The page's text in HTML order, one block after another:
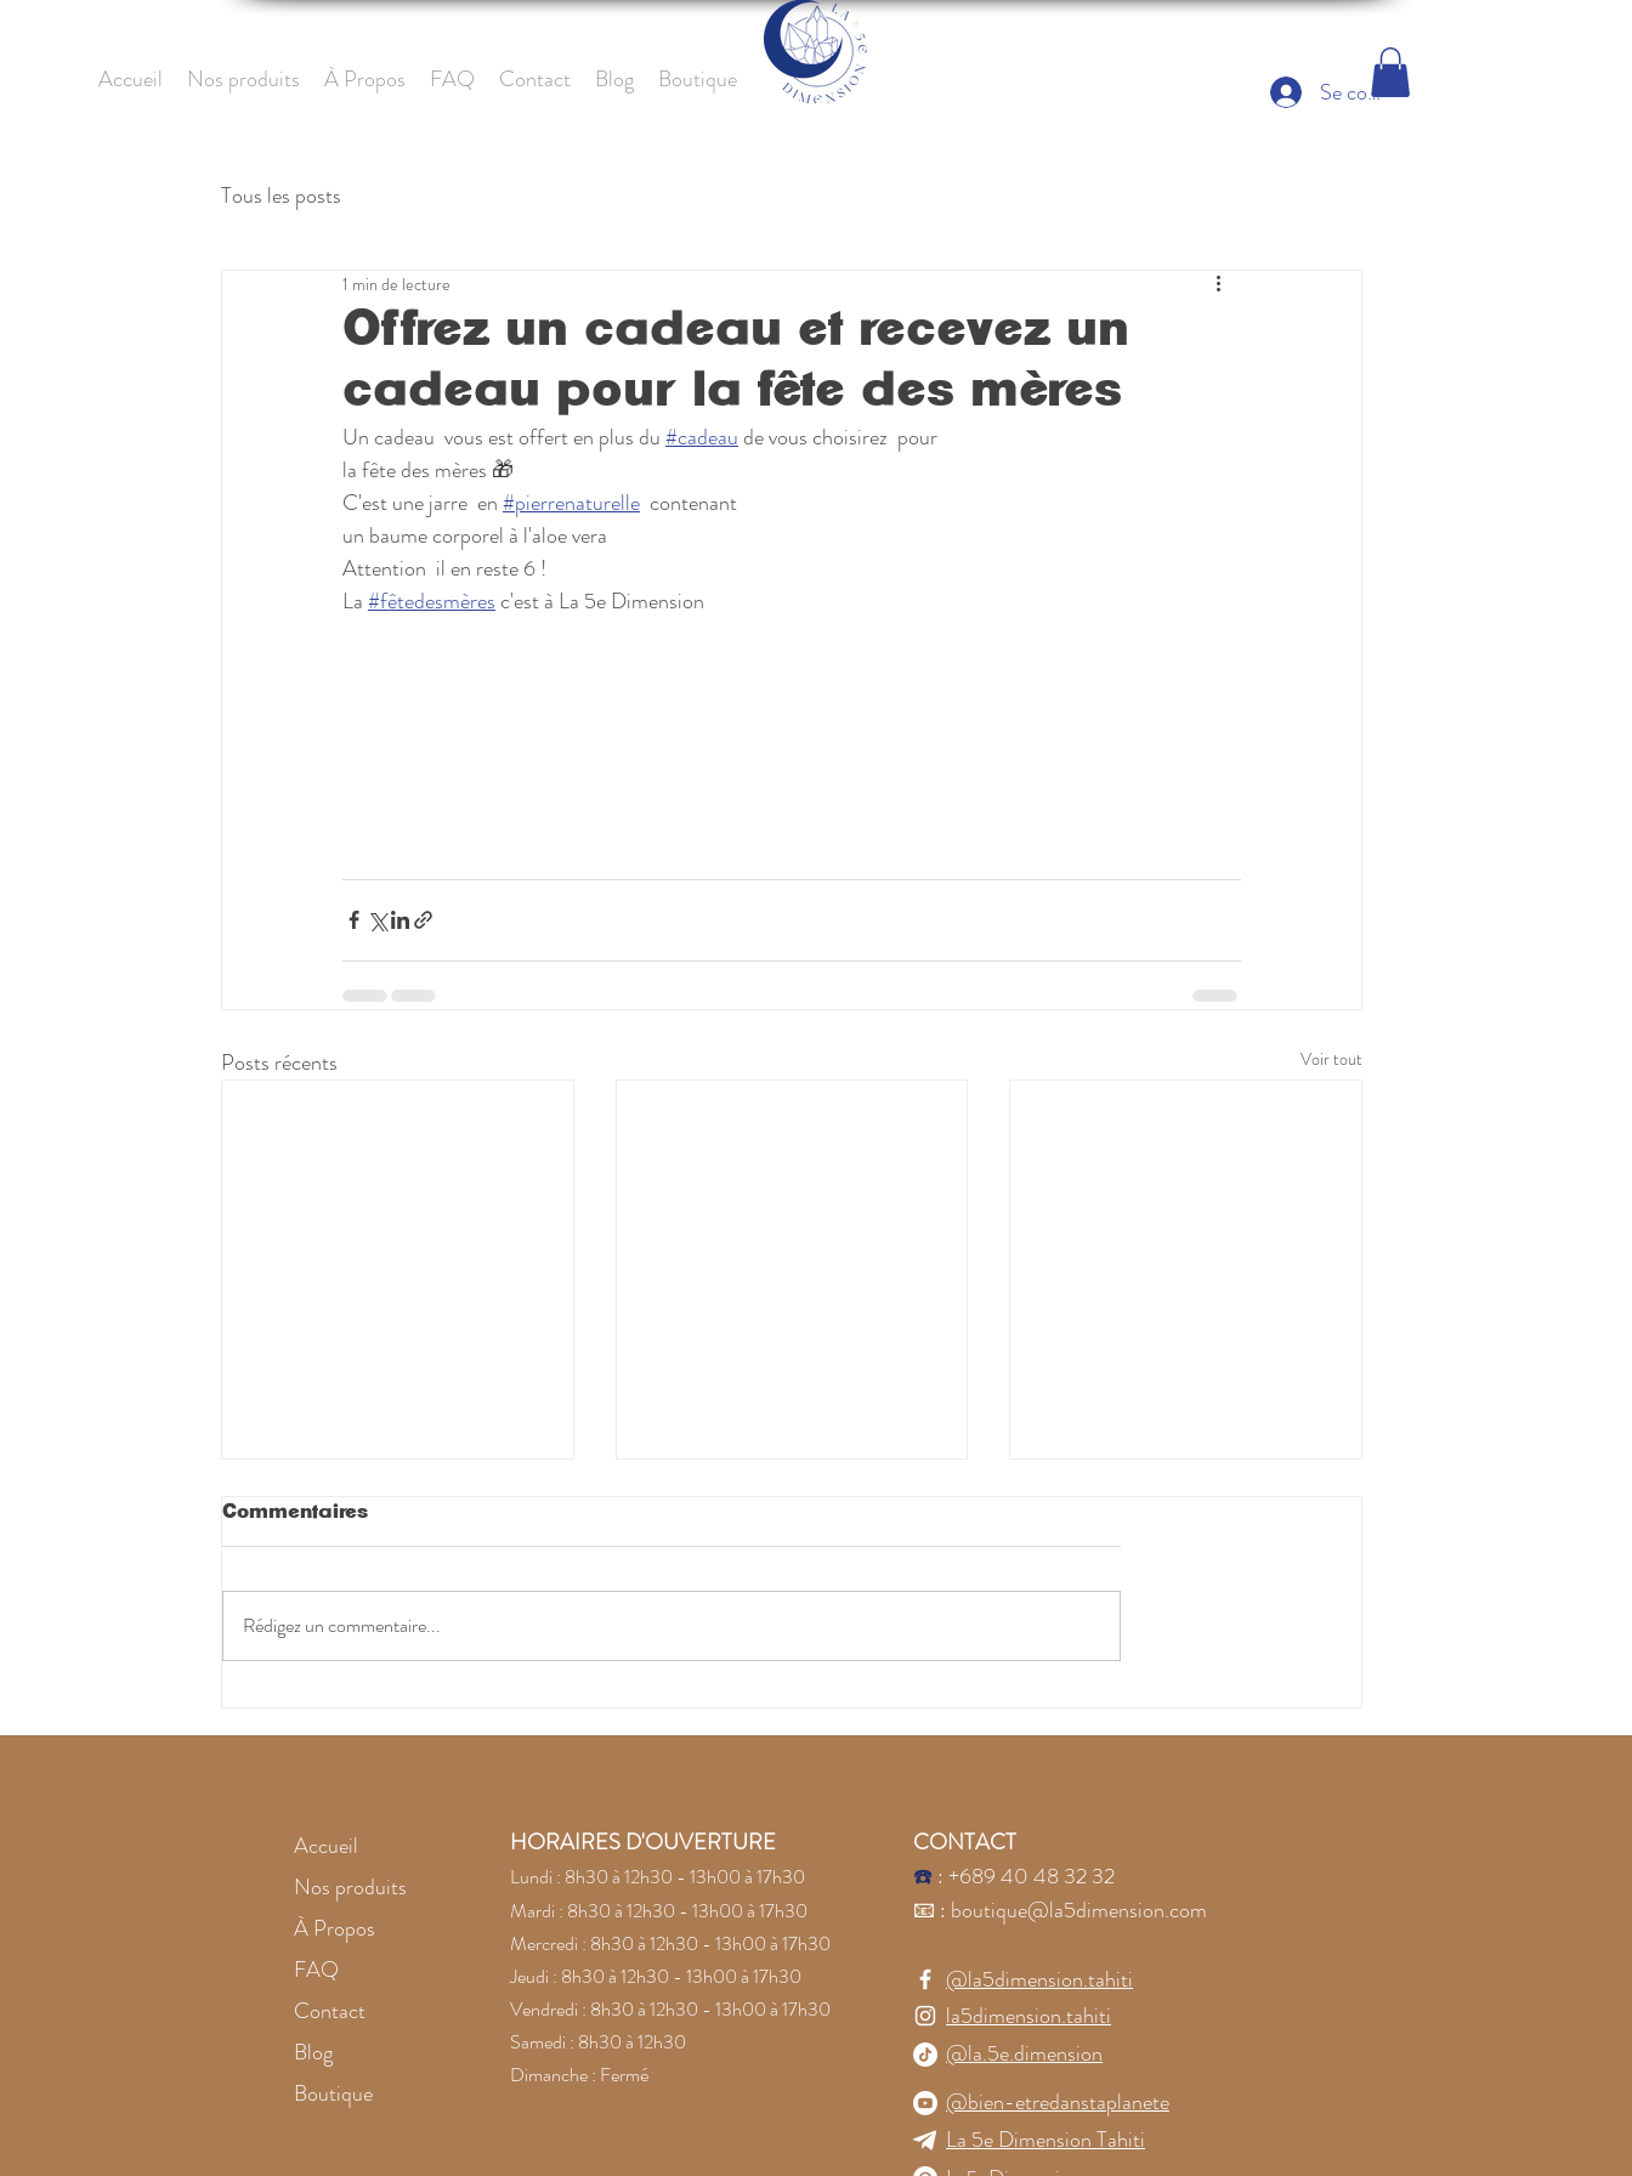
Accueil Nos produits À Propos FAQ Contact Blog Boutique Se connecter
Tous les posts
Offrez un cadeau et recevez un
cadeau pour la fête des mères
1 min de lecture
Un cadeau  vous est offert en plus du #cadeau de vous choisirez  pour
la fête des mères 🎁
C'est une jarre  en #pierrenaturelle contenant
un baume corporel à l'aloe vera
Attention  il en reste 6 !
La #fêtedesmères c'est à La 5e Dimension
Posts récents Voir tout
Commentaires
Rédigez un commentaire...
Accueil
Nos produits
À Propos
FAQ
Contact
Blog
Boutique
HORAIRES D'OUVERTURE
Lundi : 8h30 à 12h30 - 13h00 à 17h30
Mardi : 8h30 à 12h30 - 13h00 à 17h30
Mercredi : 8h30 à 12h30 - 13h00 à 17h30
Jeudi : 8h30 à 12h30 - 13h00 à 17h30
Vendredi : 8h30 à 12h30 - 13h00 à 17h30
Samedi : 8h30 à 12h30
Dimanche : Fermé
CONTACT
☎️: +689 40 48 32 32
📧 : boutique@la5dimension.com
@la5dimension.tahiti
la5dimension.tahiti
@la.5e.dimension
@bien-etredanstaplanete
La 5e Dimension Tahiti